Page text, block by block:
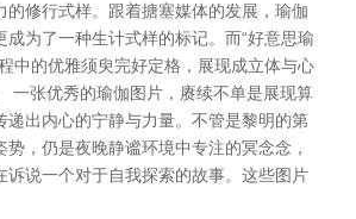
的修行式样。跟着搪塞媒体的发展，瑜伽
成为了一种生计式样的标记。而“好意思瑜
中的优雅须臾完好定格，展现成立体与心
一张优秀的瑜伽图片，赓续不单是展现算
递出内心的宁静与力量。不管是黎明的第
，仍是夜晚静谧环境中专注的冥念念，
诉说一个对于自我探索的故事。这些图片